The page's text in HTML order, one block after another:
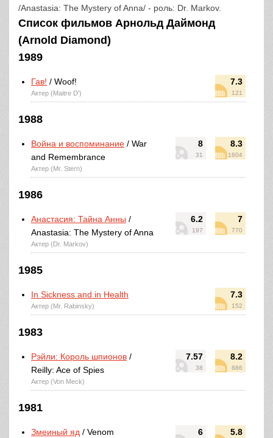
/Anastasia: The Mystery of Anna/ - роль: Dr. Markov.
Список фильмов Арнольд Даймонд
(Arnold Diamond)
1989
7.3
121
Гав! / Woof!
Актер (Maitre D')
1988
8
31
8.3
1604
Война и воспоминание / War
and Remembrance
Актер (Mr. Stern)
1986
6.2
197
7
770
Анастасия: Тайна Анны /
Anastasia: The Mystery of Anna
Актер (Dr. Markov)
1985
7.3
152
In Sickness and in Health
Актер (Mr. Rabinsky)
1983
7.57
38
8.2
886
Рэйли: Король шпионов /
Reilly: Ace of Spies
Актер (Von Meck)
1981
6 5.8
Змеиный яд / Venom